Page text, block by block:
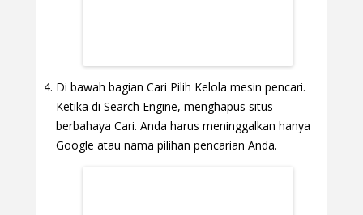
Di bawah bagian Cari Pilih Kelola mesin pencari.
Ketika di Search Engine, menghapus situs
berbahaya Cari. Anda harus meninggalkan hanya
Google atau nama pilihan pencarian Anda.